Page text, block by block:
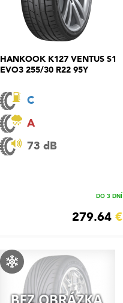
HANKOOK K127 VENTUS S1
EVO3 255/30 R22 95Y
C
A
73 dB
DO 3 DNÍ
279.64 €